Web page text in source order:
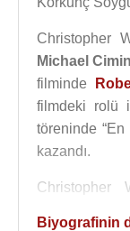
Christopher
Michael
filminde
filmdeki rolü
töreninde “En
kazandı.
Christopher
Biyografinin